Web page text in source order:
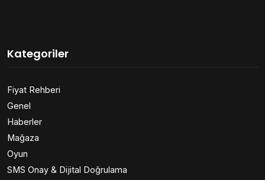
Kategoriler
Fiyat Rehberi
Genel
Haberler
Mağaza
Oyun
SMS Onay & Dijital Doğrulama